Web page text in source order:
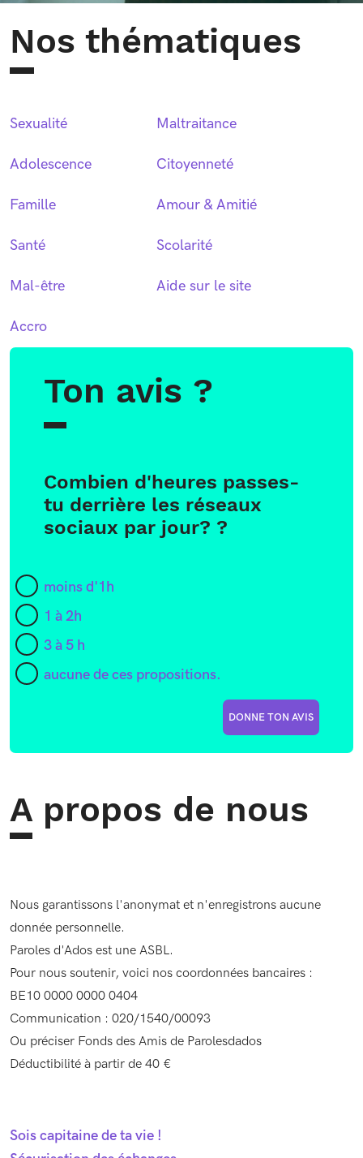
Nos thématiques
Sexualité
Adolescence
Famille
Santé
Mal-être
Accro
Maltraitance
Citoyenneté
Amour & Amitié
Scolarité
Aide sur le site
Ton avis ?
Combien d'heures passes-
tu derrière les réseaux
sociaux par jour? ?
moins d'1h
1 à 2h
3 à 5 h
aucune de ces propositions.
DONNE TON AVIS
A propos de nous
Nous garantissons l'anonymat et n'enregistrons aucune
donnée personnelle.
Paroles d'Ados est une ASBL.
Pour nous soutenir, voici nos coordonnées bancaires :
BE10 0000 0000 0404
Communication : 020/1540/00093
Ou préciser Fonds des Amis de Parolesdados
Déductibilité à partir de 40 €
Sois capitaine de ta vie !